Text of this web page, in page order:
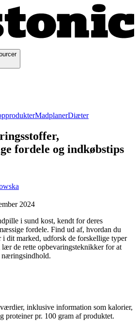
MadplanerDiæter
fordele og indkøbstips
2024
i sund kost, kendt for deres
fordele. Find ud af, hvordan du
i dit marked, udforsk de forskellige typer
lær de rette opbevaringsteknikker for at
næringsindhold.
inklusive information som kalorier,
proteiner pr. 100 gram af produktet.